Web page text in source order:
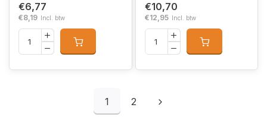
€6,77
€8,19 Incl. btw
€10,70
€12,95 Incl. btw
1 2